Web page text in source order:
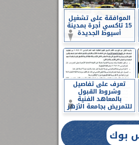
الموافقة على تشغيل
15 تاكسي أجرة بمدينة
أسيوط الجديدة
تعرف على تفاصيل
وشروط القبول
بالمعاهد الفنية
للتمريض بجامعة الأزهر
بوك